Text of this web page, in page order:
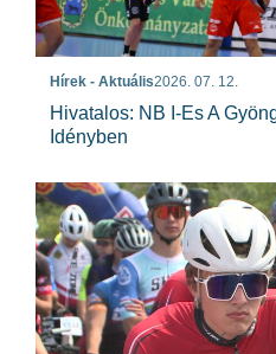
Hírek - Aktuális2026. 07. 12.
Hivatalos: NB I-Es A
Idényben